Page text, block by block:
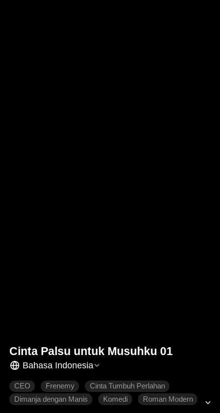
Cinta Palsu untuk Musuhku 01
Bahasa Indonesia
CEO Frenemy
Cinta Tumbuh Perlahan
Dimanja dengan Manis
Komedi Roman Modern